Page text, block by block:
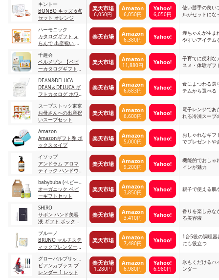
キントー
BONBO キッズ 6点
セット オレンジ
楽天市場
6,050円
Amazon
6,050円
Yahoo!
6,050円
使い勝手の良い
ルがセットにな
ハーモニック
カタログギフト え
らんで 出産祝い わ
5,000円コース
楽天市場 Amazon
6,380円 Yahoo!
赤ちゃんが生ま
やすいアイテム
千趣会
ベルメゾン 【ベビ
ーカタログギフト】
A12859
楽天市場 Amazon
11,880円 Yahoo!
子育てに便利な
スメ・体験ギフ
DEAN&DELUCA
DEAN＆DELUCA ギ
フトカタログ ホワ
み+ショッピングバ
ッグ付き)
楽天市場 Amazon
6,683円 Yahoo!
食にまつわる選
テムから選べる
スープストック東京
お母さんへの出産祝
いスープセット
楽天市場 Amazon
6,600円 Yahoo!
電子レンジであ
れる冷凍スープ
Amazon
Amazonギフト券 ボ
ックスタイプ
楽天市場 Amazon
5,000円 Yahoo!
おしゃれなギフ
でプレゼントや
イソップ
アンドラム アロマ
ティック ハンドウ
楽天市場 Amazon
9,200円 Yahoo!
機能的でおしゃ
インが魅力
babybuba (ベビー
ブーバ)
オーガニック ベビ
ーギフトセット
楽天市場 Amazon
3,850円 Yahoo! 親子で使える肌
SHIRO
サボン ハンド美容
液 ギフト ボックス
楽天市場 Amazon
3,410円 Yahoo!
香りを楽しみな
る美容液
ブルーノ
BRUNO マルチステ
ィックブレンダー
楽天市場 Amazon
7,480円 Yahoo!
1台5役の調理
にも役立つ
グローバルブリッジ
トレーディング
ビアンカプラス ブ
レンダー 1 レッド
楽天市場
1,280円
Amazon
6,980円
Yahoo!
6,980円
氷もくだけるハ
ンダー